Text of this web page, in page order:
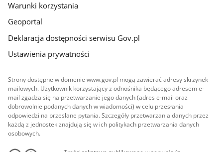
Warunki korzystania
Geoportal
Deklaracja dostępności serwisu Gov.pl
Ustawienia prywatności
Strony dostępne w domenie www.gov.pl mogą zawierać adresy skrzynek
mailowych. Użytkownik korzystający z odnośnika będącego adresem e-
mail zgadza się na przetwarzanie jego danych (adres e-mail oraz
dobrowolnie podanych danych w wiadomości) w celu przesłania
odpowiedzi na przesłane pytania. Szczegóły przetwarzania danych przez
każdą z jednostek znajdują się w ich politykach przetwarzania danych
osobowych.